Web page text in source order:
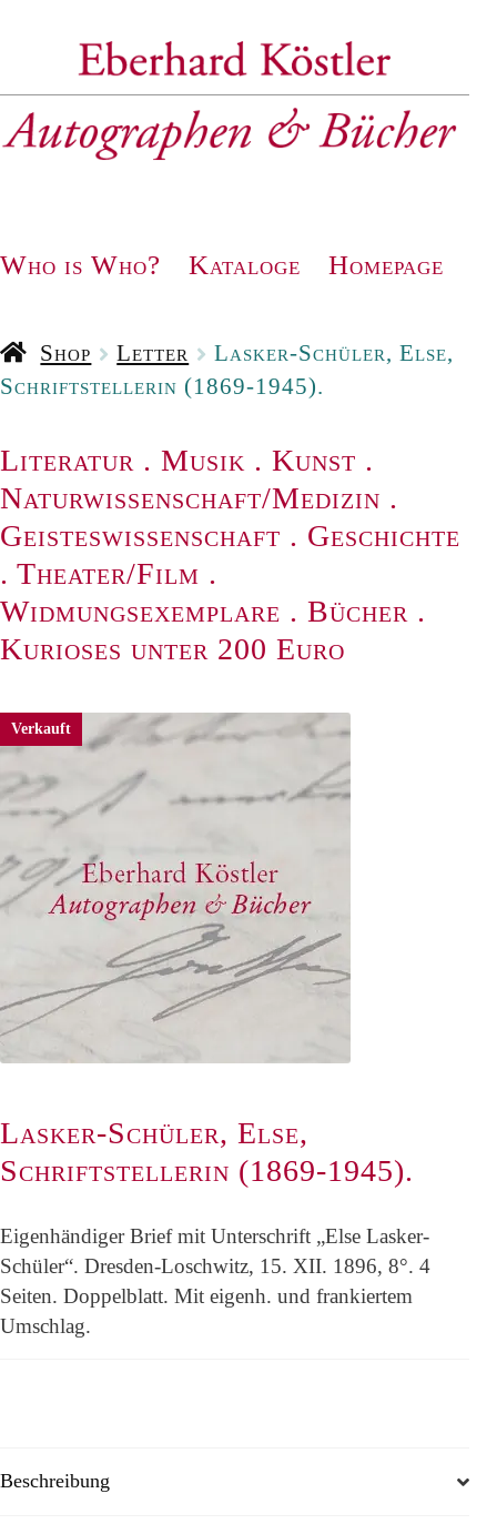
Navigation
Who is Who? Kataloge Homepage
Shop Letter
Lasker-Schüler, Else,
Schriftstellerin (1869-1945).
Literatur . Musik . Kunst .
Naturwissenschaft/Medizin .
Geisteswissenschaft . Geschichte
. Theater/Film .
Widmungsexemplare . Bücher .
Kurioses unter 200 Euro
Verkauft
Lasker-Schüler, Else,
Schriftstellerin (1869-1945).
Eigenhändiger Brief mit Unterschrift „Else Lasker-
Schüler“. Dresden-Loschwitz, 15. XII. 1896, 8°. 4
Seiten. Doppelblatt. Mit eigenh. und frankiertem
Umschlag.
Beschreibung